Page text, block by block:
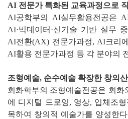
AI 전문가 특화된 교육과정으로
AI공학부의 AI실무활용전공은
AI·빅데이터·신기술 기반 실무
AI전환(AX) 전문가과정, AI크리
AI활용 전문가과정 등 각 분야의
조형예술, 순수예술 확장한 창의
회화학부의 조형예술전공은 회화
에 디지털 드로잉, 영상, 입체조
목하여 창의적 예술가를 양성한